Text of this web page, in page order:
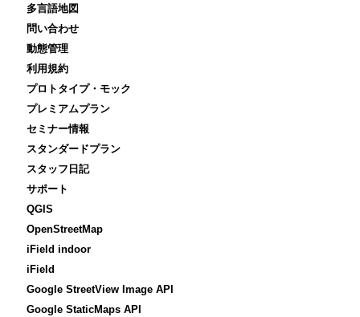
多言語地図
問い合わせ
動態管理
利用規約
プロトタイプ・モック
プレミアムプラン
セミナー情報
スタンダードプラン
スタッフ日記
サポート
QGIS
OpenStreetMap
iField indoor
iField
Google StreetView Image API
Google StaticMaps API